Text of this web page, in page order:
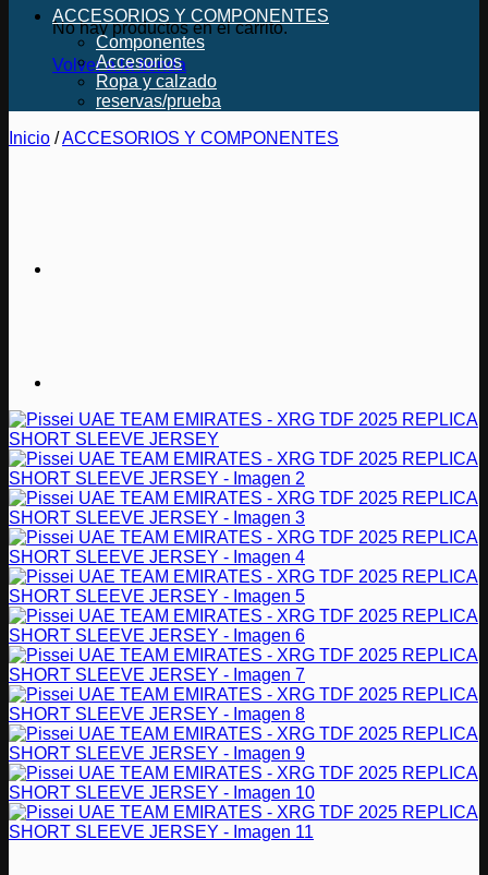
No hay productos en el carrito.
Volver a la tienda
ACCESORIOS Y COMPONENTES
Componentes
Accesorios
Ropa y calzado
reservas/prueba
Inicio /ACCESORIOS Y COMPONENTES